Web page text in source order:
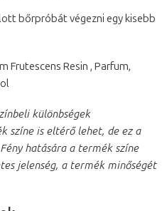
bőrpróbát végezni egy kisebb
Frutescens Resin , Parfum,
különbségek
színe is eltérő lehet, de ez a
hatására a termék színe
jelenség, a termék minőségét